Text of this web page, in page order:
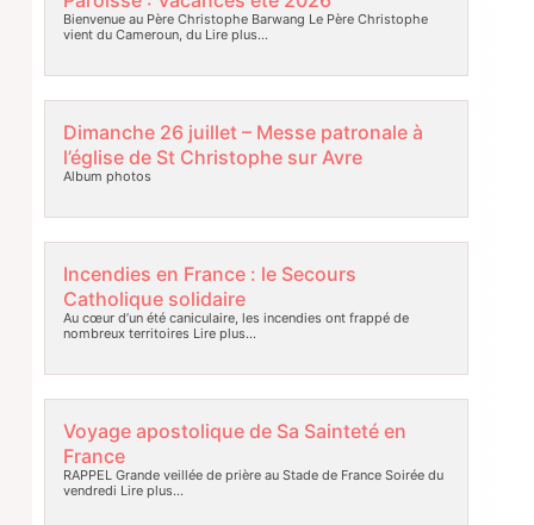
Bienvenue au Père Christophe Barwang Le Père Christophe
vient du Cameroun, duLire plus…
Dimanche 26 juillet – Messe patronale à
l’église de St Christophe sur Avre
Album photos
Incendies en France : le Secours
Catholique solidaire
Au cœur d’un été caniculaire, les incendies ont frappé de
nombreux territoires Lire plus…
Voyage apostolique de Sa Sainteté en
France
RAPPEL Grande veillée de prière au Stade de France Soirée du
vendredi Lire plus…